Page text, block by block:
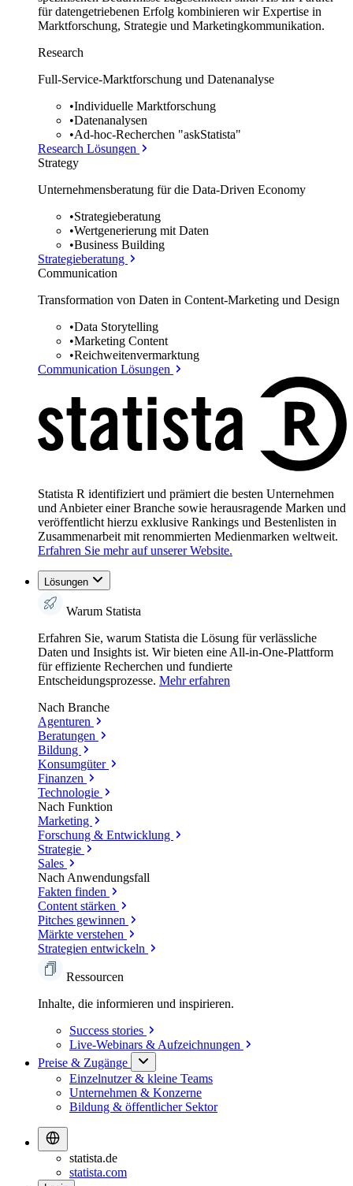
für datengetriebenen Erfolg kombinieren wir Expertise in
Marktforschung, Strategie und Marketingkommunikation.
Research
Full-Service-Marktforschung und Datenanalyse
•Individuelle Marktforschung
•Datenanalysen
•Ad-hoc-Recherchen "askStatista"
Research Lösungen
Strategy
Unternehmens­beratung für die Data-Driven Economy
•Strategieberatung
•Wertgenerierung mit Daten
•Business Building
Strategieberatung
Communication
Transformation von Daten in Content-Marketing und Design
•Data Storytelling
•Marketing Content
•Reichweitenvermarktung
Communication Lösungen
Statista R identifiziert und prämiert die besten Unternehmen
und Anbieter einer Branche sowie herausragende Marken und
veröffentlicht hierzu exklusive Rankings und Bestenlisten in
Zusammenarbeit mit renommierten Medienmarken weltweit.
Erfahren Sie mehr auf unserer Website.
Lösungen
Warum Statista
Erfahren Sie, warum Statista die Lösung für verlässliche
Daten und Insights ist. Wir bieten eine All-in-One-Plattform
für effiziente Recherchen und fundierte
Entscheidungsprozesse. Mehr erfahren
Nach Branche
Agenturen
Beratungen
Bildung
Konsumgüter
Finanzen
Technologie
Nach Funktion
Marketing
Forschung & Entwicklung
Strategie
Sales
Nach Anwendungsfall
Fakten finden
Content stärken
Pitches gewinnen
Märkte verstehen
Strategien entwickeln
Ressourcen
Inhalte, die informieren und inspirieren.
Success stories
Live-Webinars & Aufzeichnungen
Preise & Zugänge
Einzelnutzer & kleine Teams
Unternehmen & Konzerne
Bildung & öffentlicher Sektor
statista.de
statista.com